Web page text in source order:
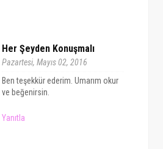
Her Şeyden Konuşmalı
Pazartesi, Mayıs 02, 2016
Ben teşekkür ederim. Umarım okur
ve beğenirsin.
Yanıtla